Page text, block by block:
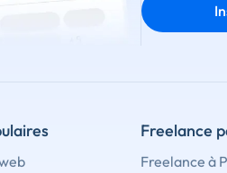
Freelance
Freelance à